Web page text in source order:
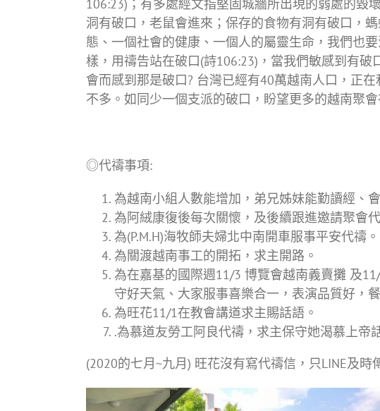
106:23)；有多處經文指堅固城牆所出現的弱處的毀
洞有破口，老鼠會進來；保存的食物有洞有破口，
態、一個社會的健康、一個人的屬靈生命，我們也
樣，用禱告站在破口(詩106:23)，當我們敏感到有
會而感到那是破口? 台灣已經有40萬越南人口，正
不多。如同少一個支派的破口，盼望更多的越南聚
◎代禱事項:
為越南小組人數能增加，弟兄姊妹能勤讀經、
為阿絨康復後每次關懷，及後續跟進邀請聚會
為(P.M.H)海牧師夫婦北中南開車服事平安代禱。
為關渡越南事工的開拓，求主開路。
為在嘉基的國際週11/3 博覽會越南義賣攤 及
守好天氣、大家服事喜樂合一，表演品質好，
為旺花11/1在教會講道求主賜話語。
.為慕道友勞工阿良代禱，求主保守她渴慕上帝
(2020的七月~九月) 旺花沒有寫代禱信，只LINE及